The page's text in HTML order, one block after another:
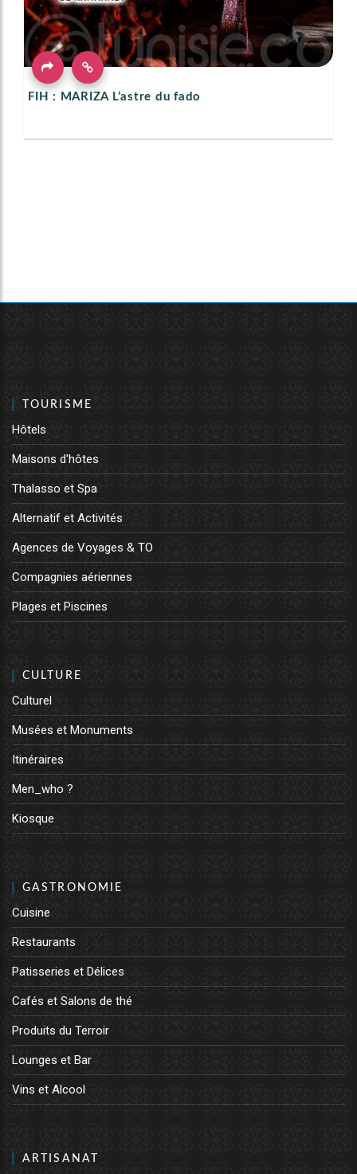
FIH : MARIZA L’astre du fado
TOURISME
Hôtels
Maisons d'hôtes
Thalasso et Spa
Alternatif et Activités
Agences de Voyages & TO
Compagnies aériennes
Plages et Piscines
CULTURE
Culturel
Musées et Monuments
Itinéraires
Men_who ?
Kiosque
GASTRONOMIE
Cuisine
Restaurants
Patisseries et Délices
Cafés et Salons de thé
Produits du Terroir
Lounges et Bar
Vins et Alcool
ARTISANAT